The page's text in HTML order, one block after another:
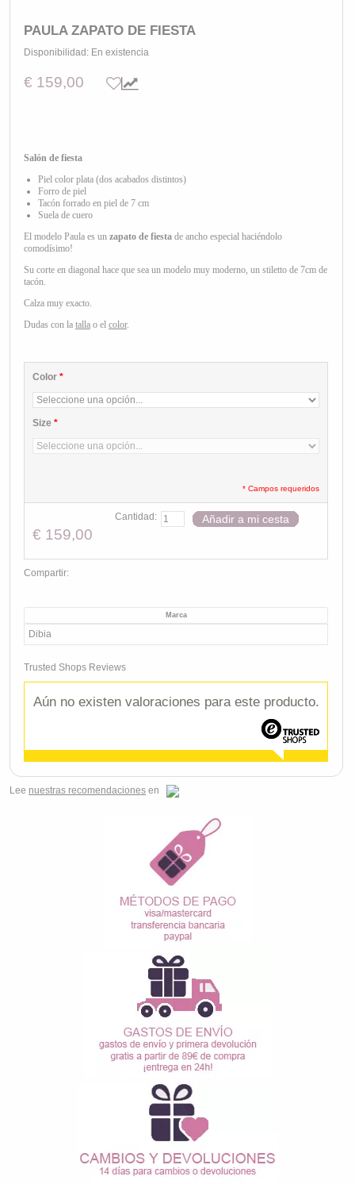
PAULA ZAPATO DE FIESTA
Disponibilidad: En existencia
€ 159,00
Salón de fiesta
Piel color plata (dos acabados distintos)
Forro de piel
Tacón forrado en piel de 7 cm
Suela de cuero
El modelo Paula es un zapato de fiesta de ancho especial haciéndolo
comodísimo!
Su corte en diagonal hace que sea un modelo muy moderno, un stiletto de 7cm de
tacón.
Calza muy exacto.
Dudas con la talla o el color.
Color *
Size *
* Campos requeridos
€ 159,00
Cantidad: Añadir a mi cesta
Compartir:
Marca
Dibia
Trusted Shops Reviews
Aún no existen valoraciones para este producto.
Lee nuestras recomendaciones en